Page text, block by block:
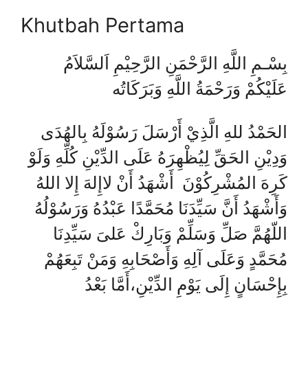
Khutbah Pertama
بِسْـمِ اللَّهِ الرَّحْمَنِ الرَّحِيْمِ اَلسَّلاَمُ
عَلَيْكُمْ وَرَحْمَةُ اللَّهِ وَبَرَكَاتُه
الحَمْدُ للهِ الَّذِيْ أَرْسَلَ رَسُوْلَهُ بِالهُدَى
وَدِيْنِ الحَقِّ لِيُظْهِرَهُ عَلَى الدِّيْنِ كُلِّهِ وَلَوْ
كَرِهَ المُشْرِكُوْنَ أَشْهَدُ أَنْ لاإِلهَ إِلا اللهُ
وَأَشْهَدُ أَنَّ سَيِّدَنَا مُحَمَّدًا عَبْدُهُ وَرَسُوْلُهُ
اللّهُمَّ صَلِّ وَسَلِّمْ وَبَارِكْ عَلىَ سَيِّدِنَا
مُحَمَّدٍ وَعَلَى آلِهِ وَأَصْحَابِهِ وَمَنْ تَبِعَهُمْ
بِإِحْسَانٍ إِلَى يَوْمِ الدِّيْنِ،أَمَّا بَعْدُ